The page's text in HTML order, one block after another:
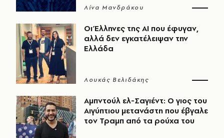
Λίνα Μανδράκου
Οι Έλληνες της ΑΙ που έφυγαν,
αλλά δεν εγκατέλειψαν την
Ελλάδα
Λουκάς Βελιδάκης
Αμπντούλ ελ-Σαγιέντ: Ο γιος του
Αιγύπτιου μετανάστη που έβγαλε
τον Τραμπ από τα ρούχα του